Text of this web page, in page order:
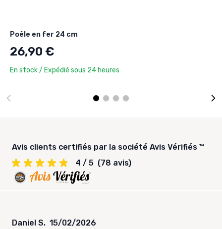
Poêle en fer 24 cm
26,90 €
En stock / Expédié sous 24 heures
Avis clients certifiés par la société Avis Vérifiés ™
4 / 5 (78 avis)
Daniel S. 15/02/2026